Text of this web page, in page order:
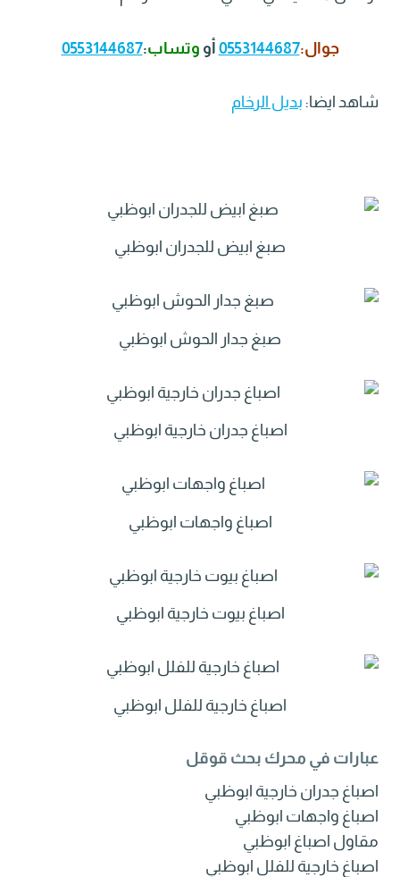
جوال:0553144687 أو وتساب:
0553144687
شاهد ايضا: بديل الرخام
صبغ ابيض للجدران ابوظبي
صبغ جدار الحوش ابوظبي
اصباغ جدران خارجية ابوظبي
اصباغ واجهات ابوظبي
اصباغ بيوت خارجية ابوظبي
اصباغ خارجية للفلل ابوظبي
عبارات في محرك بحث قوقل
اصباغ جدران خارجية ابوظبي
اصباغ واجهات ابوظبي
مقاول اصباغ ابوظبي
اصباغ خارجية للفلل ابوظبي